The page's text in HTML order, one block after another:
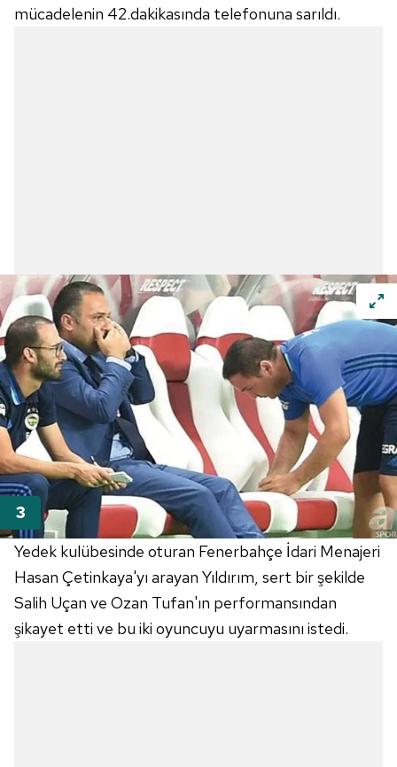
mücadelenin 42.dakikasında telefonuna sarıldı.
Yedek kulübesinde oturan Fenerbahçe İdari Menajeri
Hasan Çetinkaya'yı arayan Yıldırım, sert bir şekilde
Salih Uçan ve Ozan Tufan'ın performansından
şikayet etti ve bu iki oyuncuyu uyarmasını istedi.